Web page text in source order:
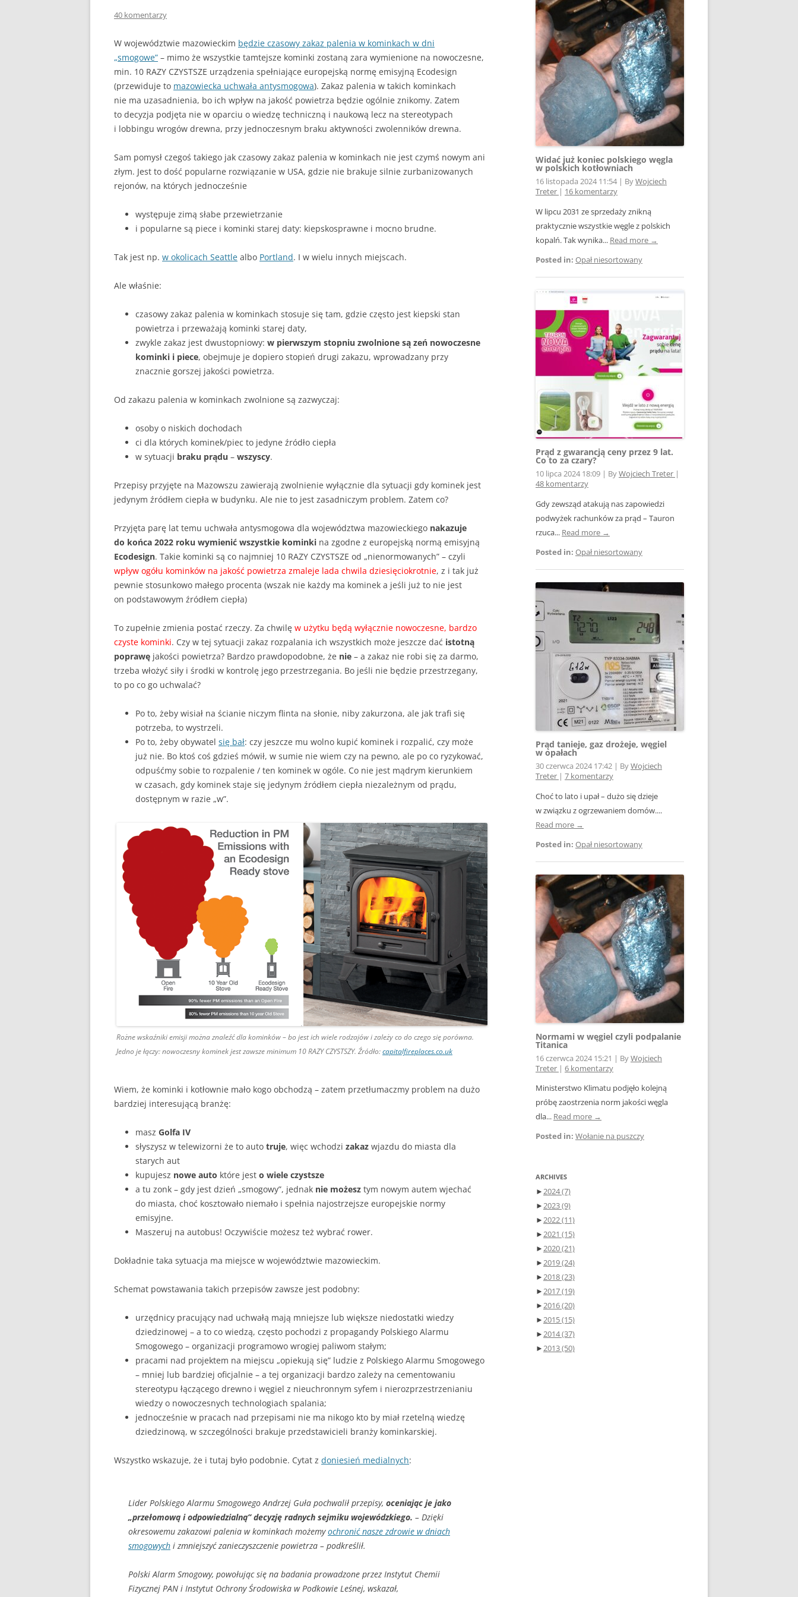
GDY BIEDA NIE POZWALA SIĘ
OGRZAĆ
40 komentarzy
W województwie mazowieckim będzie czasowy zakaz palenia w kominkach w dni
„smogowe” – mimo że wszystkie tamtejsze kominki zostaną zara wymienione na nowoczesne,
min. 10 RAZY CZYSTSZE urządzenia spełniające europejską normę emisyjną Ecodesign
(przewiduje to mazowiecka uchwała antysmogowa). Zakaz palenia w takich kominkach
nie ma uzasadnienia, bo ich wpływ na jakość powietrza będzie ogólnie znikomy. Zatem
to decyzja podjęta nie w oparciu o wiedzę techniczną i naukową lecz na stereotypach
i lobbingu wrogów drewna, przy jednoczesnym braku aktywności zwolenników drewna.
Sam pomysł czegoś takiego jak czasowy zakaz palenia w kominkach nie jest czymś nowym ani
złym. Jest to dość popularne rozwiązanie w USA, gdzie nie brakuje silnie zurbanizowanych
rejonów, na których jednocześnie
występuje zimą słabe przewietrzanie
i popularne są piece i kominki starej daty: kiepskosprawne i mocno brudne.
Tak jest np. w okolicach Seattle albo Portland. I w wielu innych miejscach.
Ale właśnie:
czasowy zakaz palenia w kominkach stosuje się tam, gdzie często jest kiepski stan
powietrza i przeważają kominki starej daty,
zwykle zakaz jest dwustopniowy: w pierwszym stopniu zwolnione są zeń nowoczesne
kominki i piece, obejmuje je dopiero stopień drugi zakazu, wprowadzany przy
znacznie gorszej jakości powietrza.
Od zakazu palenia w kominkach zwolnione są zazwyczaj:
osoby o niskich dochodach
ci dla których kominek/piec to jedyne źródło ciepła
w sytuacji braku prądu – wszyscy.
Przepisy przyjęte na Mazowszu zawierają zwolnienie wyłącznie dla sytuacji gdy kominek jest
jedynym źródłem ciepła w budynku. Ale nie to jest zasadniczym problem. Zatem co?
Przyjęta parę lat temu uchwała antysmogowa dla województwa mazowieckiego nakazuje
do końca 2022 roku wymienić wszystkie kominki na zgodne z europejską normą emisyjną
Ecodesign. Takie kominki są co najmniej 10 RAZY CZYSTSZE od „nienormowanych” – czyli
wpływ ogółu kominków na jakość powietrza zmaleje lada chwila dziesięciokrotnie, z i tak już
pewnie stosunkowo małego procenta (wszak nie każdy ma kominek a jeśli już to nie jest
on podstawowym źródłem ciepła)
To zupełnie zmienia postać rzeczy. Za chwilę w użytku będą wyłącznie nowoczesne, bardzo
czyste kominki. Czy w tej sytuacji zakaz rozpalania ich wszystkich może jeszcze dać istotną
poprawę jakości powietrza? Bardzo prawdopodobne, że nie – a zakaz nie robi się za darmo,
trzeba włożyć siły i środki w kontrolę jego przestrzegania. Bo jeśli nie będzie przestrzegany,
to po co go uchwalać?
Po to, żeby wisiał na ścianie niczym flinta na słonie, niby zakurzona, ale jak trafi się
potrzeba, to wystrzeli.
Po to, żeby obywatel się bał: czy jeszcze mu wolno kupić kominek i rozpalić, czy może
już nie. Bo ktoś coś gdzieś mówił, w sumie nie wiem czy na pewno, ale po co ryzykować,
odpuśćmy sobie to rozpalenie / ten kominek w ogóle. Co nie jest mądrym kierunkiem
w czasach, gdy kominek staje się jedynym źródłem ciepła niezależnym od prądu,
dostępnym w razie „w”.
Rożne wskaźniki emisji można znaleźć dla kominków – bo jest ich wiele rodzajów i zależy co do czego się porówna.
Jedno je łączy: nowoczesny kominek jest zawsze minimum 10 RAZY CZYSTSZY. Źródło:capitalfireplaces.co.uk
Wiem, że kominki i kotłownie mało kogo obchodzą – zatem przetłumaczmy problem na dużo
bardziej interesującą branżę:
masz Golfa IV
słyszysz w telewizorni że to auto truje, więc wchodzi zakaz wjazdu do miasta dla
starych aut
kupujesz nowe auto które jest o wiele czystsze
a tu zonk – gdy jest dzień „smogowy”, jednak nie możesz tym nowym autem wjechać
do miasta, choć kosztowało niemało i spełnia najostrzejsze europejskie normy
emisyjne.
Maszeruj na autobus! Oczywiście możesz też wybrać rower.
Dokładnie taka sytuacja ma miejsce w województwie mazowieckim.
Schemat powstawania takich przepisów zawsze jest podobny:
urzędnicy pracujący nad uchwałą mają mniejsze lub większe niedostatki wiedzy
dziedzinowej – a to co wiedzą, często pochodzi z propagandy Polskiego Alarmu
Smogowego – organizacji programowo wrogiej paliwom stałym;
pracami nad projektem na miejscu „opiekują się” ludzie z Polskiego Alarmu Smogowego
– mniej lub bardziej oficjalnie – a tej organizacji bardzo zależy na cementowaniu
stereotypu łączącego drewno i węgiel z nieuchronnym syfem i nierozprzestrzenianiu
wiedzy o nowoczesnych technologiach spalania;
jednocześnie w pracach nad przepisami nie ma nikogo kto by miał rzetelną wiedzę
dziedzinową, w szczególności brakuje przedstawicieli branży kominkarskiej.
Wszystko wskazuje, że i tutaj było podobnie. Cytat z doniesień medialnych:
Lider Polskiego Alarmu Smogowego Andrzej Guła pochwalił przepisy, oceniając je jako
„przełomową i odpowiedzialną” decyzję radnych sejmiku wojewódzkiego. – Dzięki
okresowemu zakazowi palenia w kominkach możemyochronić nasze zdrowie w dniach
smogowych i zmniejszyć zanieczyszczenie powietrza – podkreślił.
Polski Alarm Smogowy, powołując się na badania prowadzone przez Instytut Chemii
Fizycznej PAN i Instytut Ochrony Środowiska w Podkowie Leśnej, wskazał,
Widać już koniec polskiego węgla
w polskich kotłowniach
16 listopada 2024 11:54 | ByWojciech
Treter | 16 komentarzy
W lipcu 2031 ze sprzedaży znikną
praktycznie wszystkie węgle z polskich
kopalń. Tak wynika... Read more →
Posted in: Opał niesortowany
Prąd z gwarancją ceny przez 9 lat.
Co to za czary?
10 lipca 2024 18:09 | ByWojciech Treter |
48 komentarzy
Gdy zewsząd atakują nas zapowiedzi
podwyżek rachunków za prąd – Tauron
rzuca... Read more →
Posted in: Opał niesortowany
Prąd tanieje, gaz drożeje, węgiel
w opałach
30 czerwca 2024 17:42 | ByWojciech
Treter | 7 komentarzy
Choć to lato i upał – dużo się dzieje
w związku z ogrzewaniem domów....
Read more →
Posted in: Opał niesortowany
Normami w węgiel czyli podpalanie
Titanica
16 czerwca 2024 15:21 | ByWojciech
Treter | 6 komentarzy
Ministerstwo Klimatu podjęło kolejną
próbę zaostrzenia norm jakości węgla
dla... Read more →
Posted in: Wołanie na puszczy
ARCHIVES
►2024(7)
►2023(9)
►2022(11)
►2021 (15)
►2020(21)
►2019(24)
►2018(23)
►2017(19)
►2016(20)
►2015(15)
►2014(37)
►2013(50)